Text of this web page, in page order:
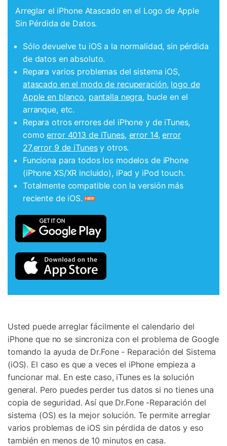
Arreglar el iPhone Atascado en el Logo de Apple
Sin Pérdida de Datos.
Sólo devuelve tu iOS a la normalidad, sin pérdida
de datos en absoluto.
Repara varios problemas del sistema iOS,
atascado en el modo de recuperación, logo de
Apple en blanco, pantalla negra, bucle en el
arranque, etc.
Repara otros errores del iPhone y de iTunes,
comoerror 4013 de iTunes, error 14,error
27,error 9 de iTunesy otros.
Funciona para todos los modelos de iPhone
(iPhone XS/XR incluido), iPad y iPod touch.
Totalmente compatible con la versión más
reciente de iOS.
Usted puede arreglar fácilmente el calendario del
iPhone que no se sincroniza con el problema de Google
tomando la ayuda de Dr.Fone - Reparación del Sistema
(iOS). El caso es que a veces el iPhone empieza a
funcionar mal. En este caso, iTunes es la solución
general. Pero puedes perder tus datos si no tienes una
copia de seguridad. Así que Dr.Fone -Reparación del
sistema (OS) es la mejor solución. Te permite arreglar
varios problemas de iOS sin pérdida de datos y eso
también en menos de 10 minutos en casa.